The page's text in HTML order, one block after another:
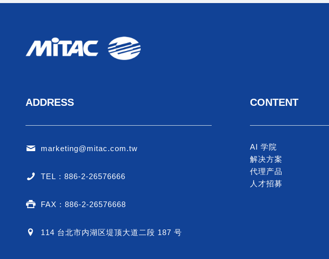
ADDRESS
marketing@mitac.com.tw
TEL：886-2-26576666
FAX：886-2-26576668
114 台北市内湖区堤顶大道二段 187 号
CONTENT
AI 学院
解决方案
代理产品
人才招募